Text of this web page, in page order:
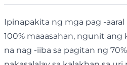
Ipinapakita ng mga pag -
100% maaasahan, ngunit ang
na nag -iiba sa pagitan ng